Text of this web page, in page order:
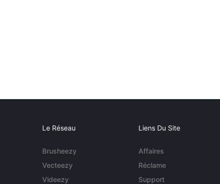
Le Réseau
Brusheezy
Vecteezy
Videezy
Liens Du Site
Affaires
Réclame
Support